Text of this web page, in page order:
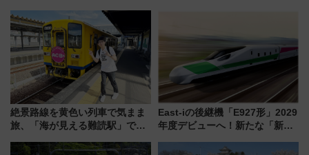
リサーチ」本格謎解き・グッズ
情報まとめ
絶景路線を黄色い列車で気まま
旅、「海が見える難読駅」で幸
「新・鉄道ひとり旅」279回目
East-iの後継機「E927形」2029
年度デビューへ！新たな「新幹
説【JR東日本】